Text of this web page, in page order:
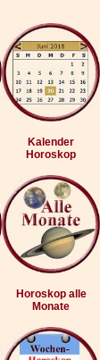
Kalender
Horoskop
Horoskop alle
Monate